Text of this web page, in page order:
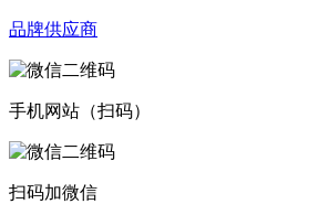
品牌供应商
手机网站（扫码）
扫码加微信